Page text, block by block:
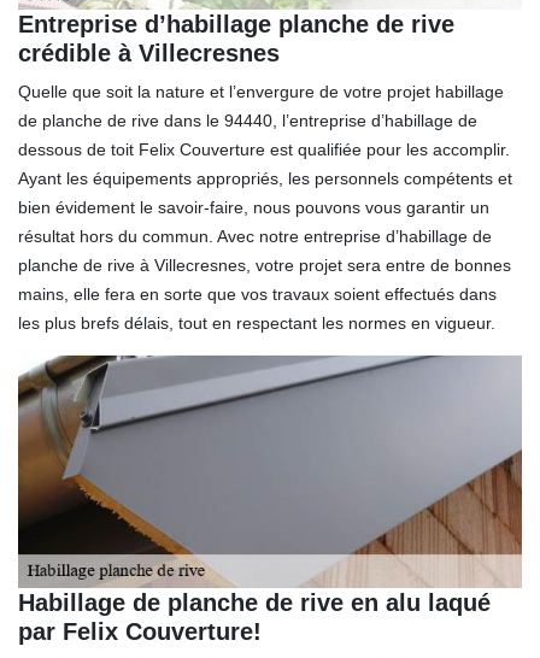
Entreprise d’habillage planche de rive
crédible à Villecresnes
Quelle que soit la nature et l’envergure de votre projet habillage
de planche de rive dans le 94440, l’entreprise d’habillage de
dessous de toit Felix Couverture est qualifiée pour les accomplir.
Ayant les équipements appropriés, les personnels compétents et
bien évidement le savoir-faire, nous pouvons vous garantir un
résultat hors du commun. Avec notre entreprise d’habillage de
planche de rive à Villecresnes, votre projet sera entre de bonnes
mains, elle fera en sorte que vos travaux soient effectués dans
les plus brefs délais, tout en respectant les normes en vigueur.
Habillage de planche de rive en alu laqué
par Felix Couverture!